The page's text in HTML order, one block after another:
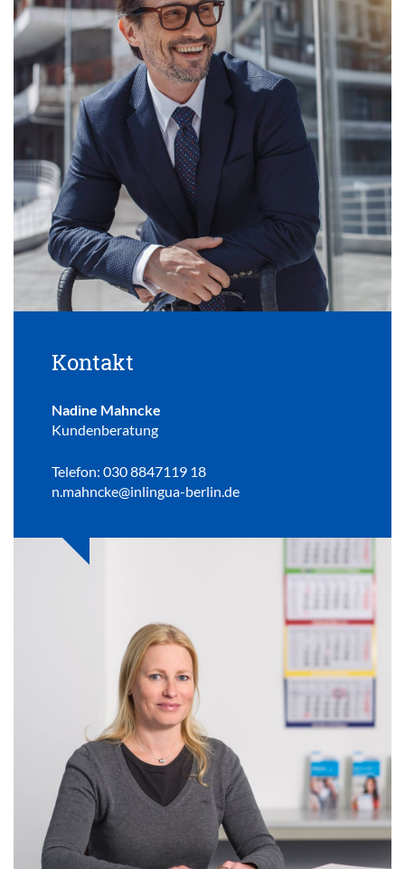
Kontakt
Nadine Mahncke
Kundenberatung
Telefon: 030 8847119 18
n.mahncke@inlingua-berlin.de